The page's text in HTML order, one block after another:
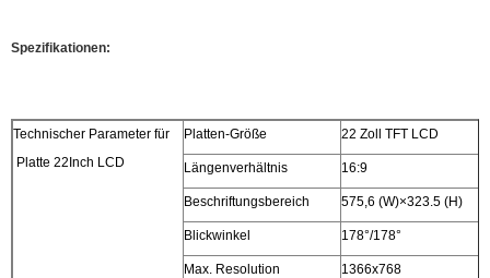
Spezifikationen:
Technischer Parameter für
Platte 22Inch LCD
Platten-Größe 22 Zoll TFT LCD
Längenverhältnis 16:9
Beschriftungsbereich 575,6 (W)×323.5 (H)
Blickwinkel 178°/178°
Max. Resolution 1366x768